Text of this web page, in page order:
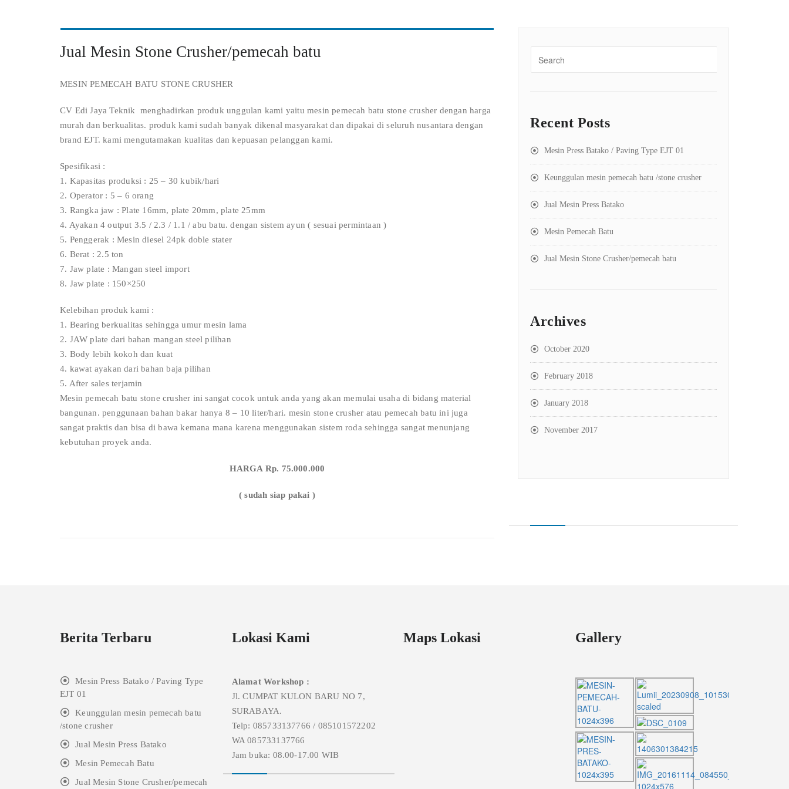
Jual Mesin Stone Crusher/pemecah batu
MESIN PEMECAH BATU STONE CRUSHER
CV Edi Jaya Teknik menghadirkan produk unggulan kami yaitu mesin pemecah batu stone crusher dengan harga
murah dan berkualitas. produk kami sudah banyak dikenal masyarakat dan dipakai di seluruh nusantara dengan
brand EJT. kami mengutamakan kualitas dan kepuasan pelanggan kami.
Spesifikasi :
1. Kapasitas produksi : 25 – 30 kubik/hari
2. Operator : 5 – 6 orang
3. Rangka jaw : Plate 16mm, plate 20mm, plate 25mm
4. Ayakan 4 output 3.5 / 2.3 / 1.1 / abu batu. dengan sistem ayun ( sesuai permintaan )
5. Penggerak : Mesin diesel 24pk doble stater
6. Berat : 2.5 ton
7. Jaw plate : Mangan steel import
8. Jaw plate : 150×250
Kelebihan produk kami :
1. Bearing berkualitas sehingga umur mesin lama
2. JAW plate dari bahan mangan steel pilihan
3. Body lebih kokoh dan kuat
4. kawat ayakan dari bahan baja pilihan
5. After sales terjamin
Mesin pemecah batu stone crusher ini sangat cocok untuk anda yang akan memulai usaha di bidang material
bangunan. penggunaan bahan bakar hanya 8 – 10 liter/hari. mesin stone crusher atau pemecah batu ini juga
sangat praktis dan bisa di bawa kemana mana karena menggunakan sistem roda sehingga sangat menunjang
kebutuhan proyek anda.
HARGA Rp. 75.000.000
( sudah siap pakai )
Recent Posts
Mesin Press Batako / Paving Type EJT 01
Keunggulan mesin pemecah batu /stone crusher
Jual Mesin Press Batako
Mesin Pemecah Batu
Jual Mesin Stone Crusher/pemecah batu
Archives
October 2020
February 2018
January 2018
November 2017
Berita Terbaru
Mesin Press Batako / Paving Type
EJT 01
Keunggulan mesin pemecah batu
/stone crusher
Jual Mesin Press Batako
Mesin Pemecah Batu
Jual Mesin Stone Crusher/pemecah
Lokasi Kami
Alamat Workshop :
Jl. CUMPAT KULON BARU NO 7,
SURABAYA.
Telp: 085733137766 / 085101572202
WA 085733137766
Jam buka: 08.00-17.00 WIB
Maps Lokasi Gallery